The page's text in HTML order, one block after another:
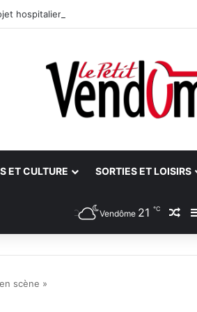
hospitalier du site unique
ET CULTURE SORTIES ET LOISIRS
Vendôme 21 ℃
scène »